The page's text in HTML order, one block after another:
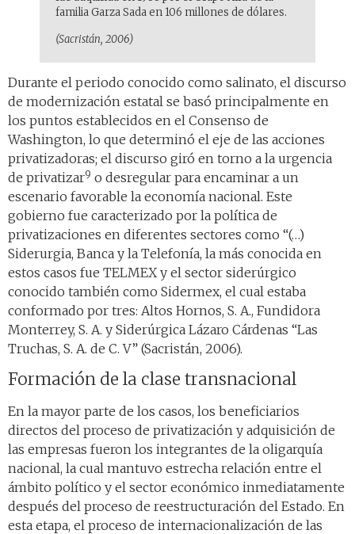
familia Garza Sada en 106 millones de dólares.
(Sacristán, 2006)
Durante el periodo conocido como salinato, el discurso
de modernización estatal se basó principalmente en
los puntos establecidos en el Consenso de
Washington, lo que determinó el eje de las acciones
privatizadoras; el discurso giró en torno a la urgencia
de privatizar9 o desregular para encaminar a un
escenario favorable la economía nacional. Este
gobierno fue caracterizado por la política de
privatizaciones en diferentes sectores como “(…)
Siderurgia, Banca y la Telefonía, la más conocida en
estos casos fue TELMEX y el sector siderúrgico
conocido también como Sidermex, el cual estaba
conformado por tres: Altos Hornos, S. A., Fundidora
Monterrey, S. A. y Siderúrgica Lázaro Cárdenas “Las
Truchas, S. A. de C. V” (Sacristán, 2006).
Formación de la clase transnacional
En la mayor parte de los casos, los beneficiarios
directos del proceso de privatización y adquisición de
las empresas fueron los integrantes de la oligarquía
nacional, la cual mantuvo estrecha relación entre el
ámbito político y el sector económico inmediatamente
después del proceso de reestructuración del Estado. En
esta etapa, el proceso de internacionalización de las